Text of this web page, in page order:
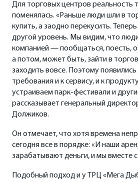
Для торговых центров реальность
поменялась. «Раньше люди шли в
купить, а заодно перекусить.
другой уровень. Мы видим, что
компанией — пообщаться, поесть,
а потом, может быть, зайти в
заходить вовсе. Поэтому
требования и к сервису, и к
устраиваем парк-фестивали и
рассказывает генеральный
Должиков.
Он отмечает, что хотя времена
сегодня все в порядке: «И наши
зарабатывают деньги, и мы вместе
Подобный подход и у ТРЦ «Мега